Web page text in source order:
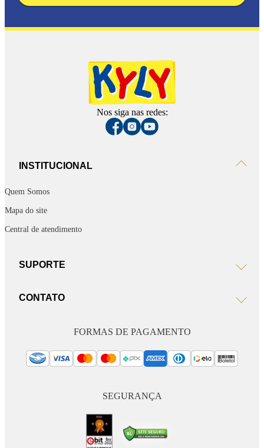
Nos siga nas redes:
INSTITUCIONAL
Quem Somos
Mapa do site
Central de atendimento
SUPORTE
CONTATO
FORMAS DE PAGAMENTO
SEGURANÇA